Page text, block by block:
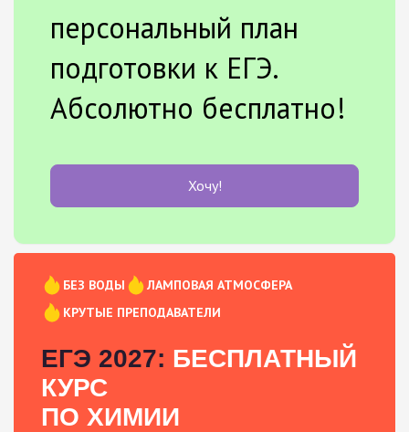
персональный план
подготовки к ЕГЭ.
Абсолютно бесплатно!
Хочу!
БЕЗ ВОДЫ
ЛАМПОВАЯ АТМОСФЕРА
КРУТЫЕ ПРЕПОДАВАТЕЛИ
ЕГЭ 2027: БЕСПЛАТНЫЙ
КУРС
ПО ХИМИИ